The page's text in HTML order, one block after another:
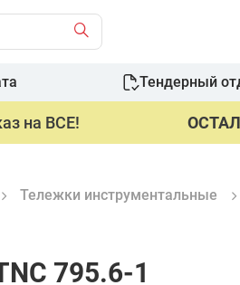
Тендерный
на ВСЕ!
Тележки инструментальные
795.6-1